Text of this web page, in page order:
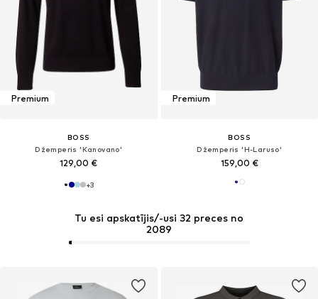
Premium
BOSS
Džemperis 'Kanovano'
129,00 €
+3
Premium
BOSS
Džemperis 'H-Laruso'
159,00 €
Tu esi apskatījis/-usi 32 preces no
2089